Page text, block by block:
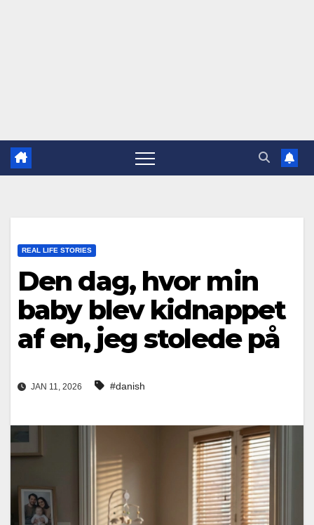
REAL LIFE STORIES
Den dag, hvor min
baby blev kidnappet
af en, jeg stolede på
JAN 11, 2026 #danish